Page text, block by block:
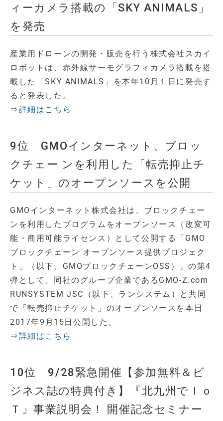
ィーカメラ搭載の「SKY ANIMALS」
を発売
産業用ドローンの開発・販売を行う株式会社スカイ
ロボットは、赤外線サーモグラフィカメラ搭載を搭
載した「SKY ANIMALS」を本年10月１日に発売す
ると発表した。
⇒詳細はこちら
9位 GMOインターネット、ブロッ
クチェー ンを利用した「転売抑止チ
ケット」のオープンソースを公開
GMOインターネット株式会社は、ブロックチェー
ンを利用したプログラムをオープンソース（改変可
能・商用可能ライセンス）として公開する「GMO
ブロックチェーン オープンソース提供プロジェク
ト」（以下、GMOブロックチェーンOSS）」の第4
弾として、同社のグループ企業であるGMO-Z.com
RUNSYSTEM JSC（以下、ランシステム）と共同
で「転売抑止チケット」のオープンソースを本日
2017年9月15日公開した。
⇒詳細はこちら
10位 9/28緊急開催【参加無料＆ビ
ジネス誌の特典付き】『北九州でＩｏ
Ｔ』事業説明会！ 開催記念セミナー